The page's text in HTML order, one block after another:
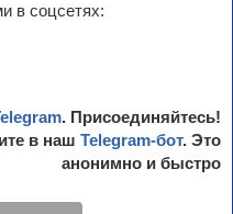
в соцсетях:
. Присоединяйтесь!
в наш Telegram-бот. Это
анонимно и быстро